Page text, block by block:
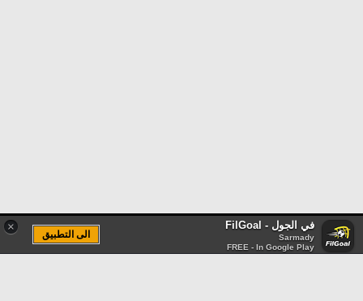
× في الجول - FilGoal
Sarmady
FREE - In Google Play
الى التطبيق